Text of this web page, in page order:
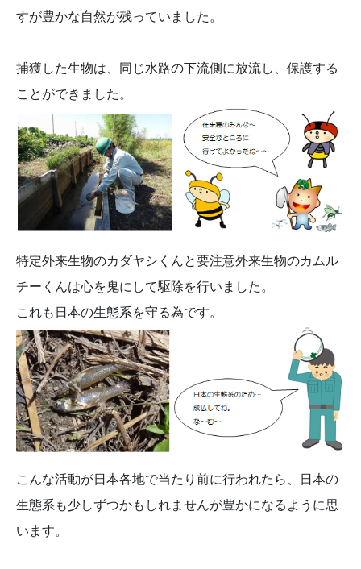
すが豊かな自然が残っていました。
捕獲した生物は、同じ水路の下流側に放流し、保護する
ことができました。
特定外来生物のカダヤシくんと要注意外来生物のカムル
チーくんは心を鬼にして駆除を行いました。
これも日本の生態系を守る為です。
こんな活動が日本各地で当たり前に行われたら、日本の
生態系も少しずつかもしれませんが豊かになるように思
います。